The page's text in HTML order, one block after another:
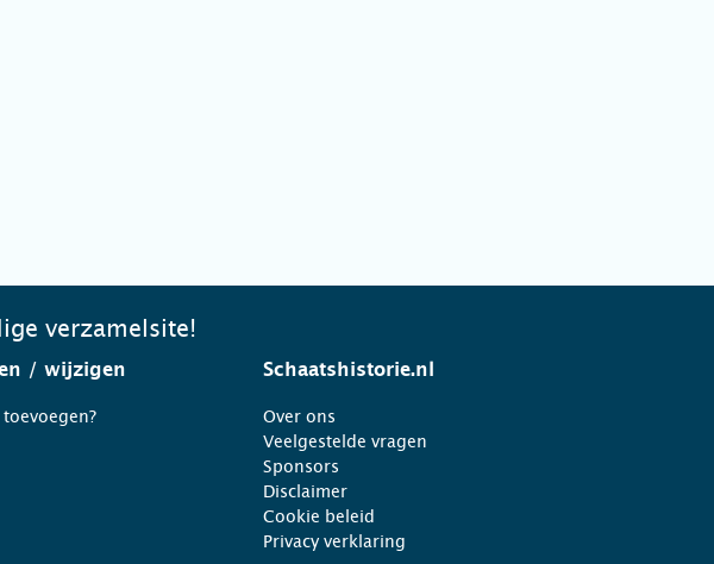
verzamelsite!
/ wijzigen Schaatshistorie.nl
Over ons
Veelgestelde vragen
Sponsors
Disclaimer
Cookie beleid
Privacy verklaring